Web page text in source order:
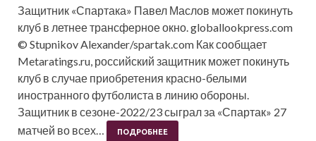
Защитник «Спартака» Павел Маслов может покинуть
клуб в летнее трансферное окно. globallookpress.com
© Stupnikov Alexander/spartak.com Как сообщает
Metaratings.ru, российский защитник может покинуть
клуб в случае приобретения красно-белыми
иностранного футболиста в линию обороны.
Защитник в сезоне-2022/23 сыграл за «Спартак» 27
матчей во всех…
ПОДРОБНЕЕ